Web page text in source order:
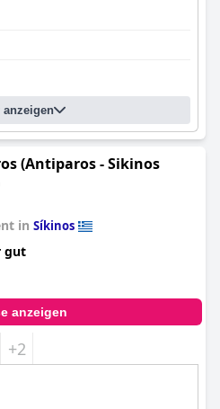
anzeigen
(Antiparos - Sikinos
in Síkinos
gut
anzeigen
+2